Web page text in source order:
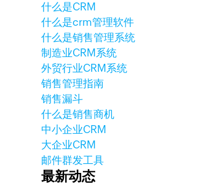
什么是CRM
什么是crm管理软件
什么是销售管理系统
制造业CRM系统
外贸行业CRM系统
销售管理指南
销售漏斗
什么是销售商机
中小企业CRM
大企业CRM
邮件群发工具
最新动态